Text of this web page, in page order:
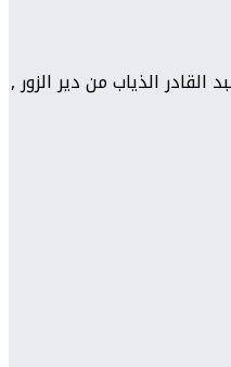
الذياب من دير الزور ,